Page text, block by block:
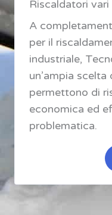
Riscaldatori vari
A
per il
industriale,
un’ampia
permettono di
economica ed
problematica.